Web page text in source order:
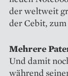
der weltweit
der Cebit,
Mehrere
Und damit
während